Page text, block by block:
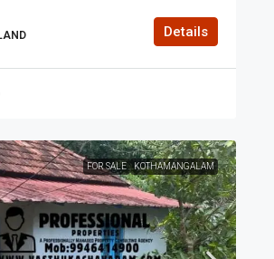
Details
FOR SALE KOTHAMANGALAM